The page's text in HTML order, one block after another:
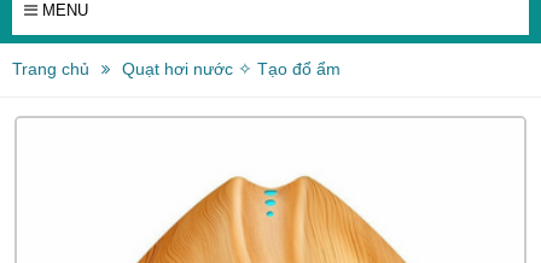
MENU
Trang chủ Quạt hơi nước ✧ Tạo đổ ẩm